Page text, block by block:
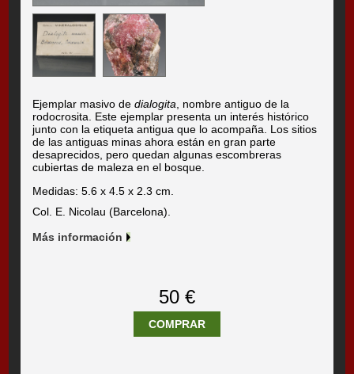
Ejemplar masivo dedialogita , nombre antiguo de la
rodocrosita. Este ejemplar presenta un interés histórico
junto con la etiqueta antigua que lo acompaña. Los sitios
de las antiguas minas ahora están en gran parte
desaprecidos, pero quedan algunas escombreras
cubiertas de maleza en el bosque.
Medidas: 5.6 x 4.5 x 2.3 cm.
Col. E. Nicolau (Barcelona).
Más información
50 €
COMPRAR